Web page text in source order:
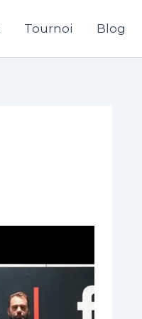
Tournoi Blog